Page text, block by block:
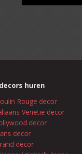
huren
Rouge decor
Venetië decor
decor
decor
decor